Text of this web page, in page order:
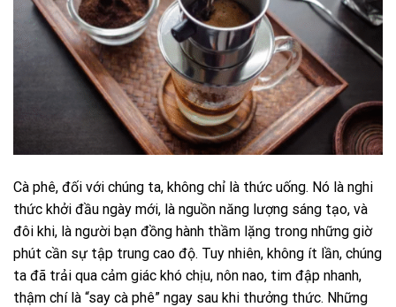
Cà phê, đối với chúng ta, không chỉ là thức uống. Nó là nghi
thức khởi đầu ngày mới, là nguồn năng lượng sáng tạo, và
đôi khi, là người bạn đồng hành thầm lặng trong những giờ
phút cần sự tập trung cao độ. Tuy nhiên, không ít lần, chúng
ta đã trải qua cảm giác khó chịu, nôn nao, tim đập nhanh,
thậm chí là “say cà phê” ngay sau khi thưởng thức. Những